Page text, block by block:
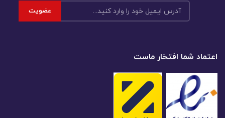
اعتماد شما افتخار ماست